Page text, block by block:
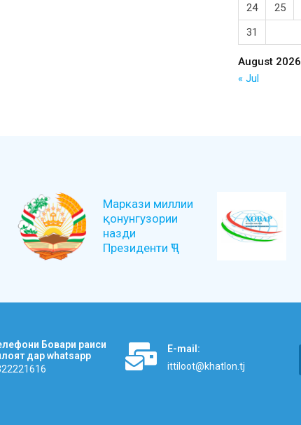
August 2026
24
25
31
« Jul
Маркази миллии
қонунгузории
назди
Президенти ҶТ
Бовари раиси
дар whatsapp
E-mail:
ittiloot@khatlon.tj